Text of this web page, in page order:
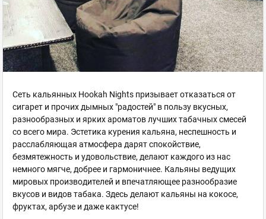
Сеть кальянных Hookah Nights призывает отказаться от
сигарет и прочих дымных "радостей" в пользу вкусных,
разнообразных и ярких ароматов лучших табачных смесей
со всего мира. Эстетика курения кальяна, неспешность и
расслабляющая атмосфера дарят спокойствие,
безмятежность и удовольствие, делают каждого из нас
немного мягче, добрее и гармоничнее. Кальяны ведущих
мировых производителей и впечатляющее разнообразие
вкусов и видов табака. Здесь делают кальяны на кокосе,
фруктах, арбузе и даже кактусе!